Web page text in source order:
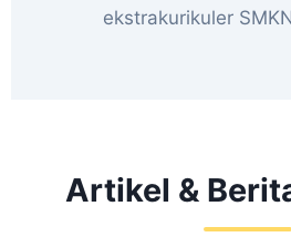
ekstrakurikuler
Artikel &